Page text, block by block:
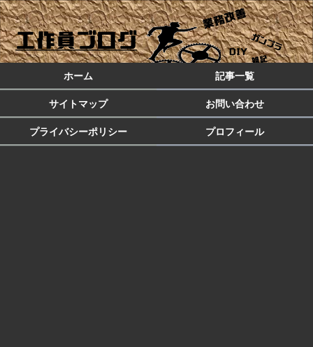
ホーム 記事一覧
サイトマップ お問い合わせ
プライバシーポリシー プロフィール